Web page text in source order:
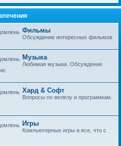
Фильмы
Обсуждение интересных фильмов
Музыка
Любимая музыка. Обсуждение
Хард & Софт
Вопросы по железу и программам.
Игры
Компьютерные игры и все, что с